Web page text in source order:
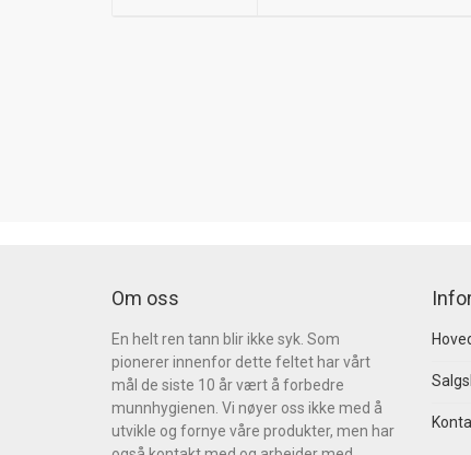
Om oss
En helt ren tann blir ikke syk. Som
pionerer innenfor dette feltet har vårt
mål de siste 10 år vært å forbedre
munnhygienen. Vi nøyer oss ikke med å
utvikle og fornye våre produkter, men har